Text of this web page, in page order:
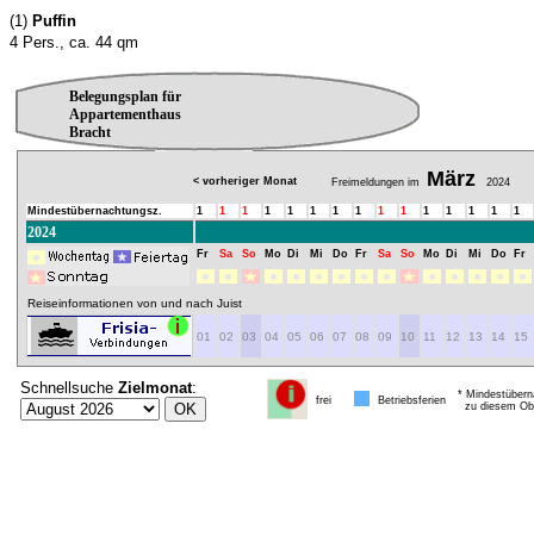
(1) Puffin
4 Pers., ca. 44 qm
Belegungsplan für
Appartementhaus
Bracht
< vorheriger Monat Freimeldungen im März 2024
Mindestübernachtungsz. 1 1 1 1 1 1 1 1 1 1 1 1 1 1 1
2024
Fr Sa So Mo Di Mi Do Fr Sa So Mo Di Mi Do Fr
Reiseinformationen von und nach Juist
01 02 03 04 05 06 07 08 09 10 11 12 13 14 15
Schnellsuche Zielmonat:
frei Betriebsferien
*
zu diesem